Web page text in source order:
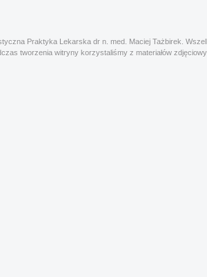
Praktyka Lekarska dr n. med. Maciej Tażbirek.
tworzenia witryny korzystaliśmy z materiałów